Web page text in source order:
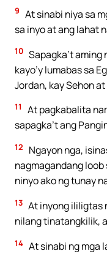
9 At sinabi niya sa
sa inyo at ang lahat
10 Sapagka’t
kayo’y lumabas sa
Jordan, kay Sehon
11
At pagkabalita
sapagka’t ang
12
Ngayon nga,
nagmagandang
ninyo ako ng tunay
13 At inyong ililigtas
nilang tinatangkilik,
14 At sinabi ng mga